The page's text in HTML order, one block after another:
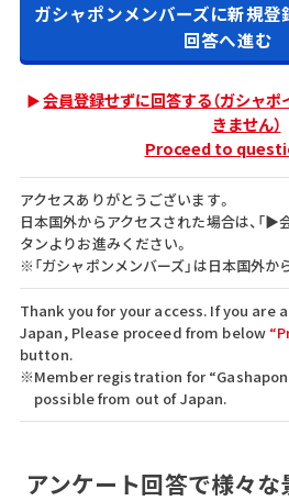
ガシャポンメンバーズに新規登
回答へ進む
会員登録せずに回答する（ガシャ
きません）
Proceed to
アクセスありがとうございます。
日本国外からアクセスされた場合は、「▶
タンよりお進みください。
※「ガシャポンメンバーズ」は日本国外か
Thank you for your access. If you are
Japan, Please proceed from below
button.
※Member registration for
possible from out of Japan.
アンケート回答で様々な